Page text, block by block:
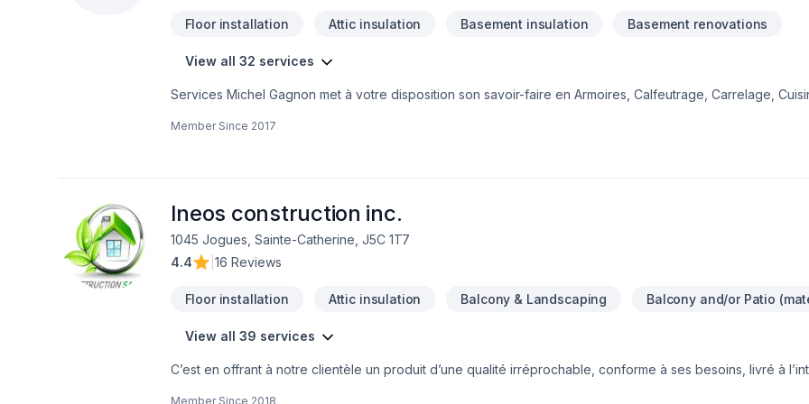
Floor installation Attic insulation Basement insulation Basement renovations
View all 32 services
Services Michel Gagnon met à votre disposition son savoir-faire en Armoires, Calfeutrage, Carrelage,
Peinture, Plancher, Porte de garage, Portes et fenêtres, Salle de bain, Sous-sol, Tapis, Teinture de
Member Since 2017
Ineos construction inc.
1045 Jogues, Sainte-Catherine, J5C 1T7
4.4
16 Reviews
Floor installation Attic insulation Balcony & Landscaping Balcony and/or Patio
View all 39 services
C’est en offrant à notre clientèle un produit d’une qualité irréprochable, conforme à ses besoins, livré à
Member Since 2018